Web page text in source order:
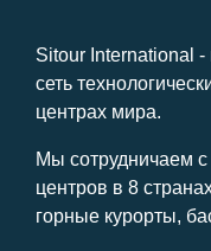
Sitour International
сеть
центрах мира.
Мы сотрудничаем с
центров в 8
горные курорты,